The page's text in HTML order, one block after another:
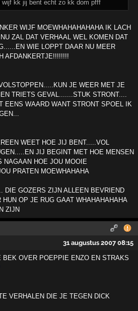
kk jij bent echt zo kk dom pfff
WIJF MOEWHAHAHAHAHA IK LACH
ZAL DAT VERHAAL WEL KOMEN DAT
WIE LOPPT DAAR NU MEER
AFDANKERTJE!!!!!!!!
JE WEER MET JE
TRIETS GEVAL.......STUK STRONT....
EENS WAARD WANT STRONT SPOEL IK
WEET HOE JIJ BENT.....VOL
JIJ BEGINT MET HOE MENSEN
NAGAAN HOE JOU MOOIE
PRATEN MOEWHAHAHA
DIE GOZERS ZIJN ALLEEN BEVRIEND
OP JE RUG GAAT WHAHAHAHAHA
ZIJN
31 augustus 2007 08:15
BEK OVER POEPPIE ENZO EN ST­RAKS
VERHALEN DIE JE TEGEN DICK